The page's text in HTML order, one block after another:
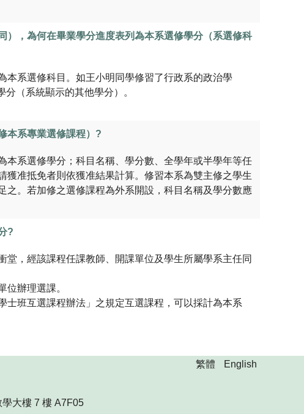
，為何在畢業學分進度表列為本系選修學分（系選修科
本系選修科目。如王小明同學修習了行政系的政治學
分（系統顯示的其他學分）。
本系專業選修課程）?
系選修學分；科目名稱、學分數、全學年或半學年等任
准抵免者則依獲准結果計算。修習本系為雙主修之學生
之。若加修之選修課程為外系開設，科目名稱及學分數應
?
，經該課程任課教師、開課單位及學生所屬學系主任同
辦理選課。
班互選課程辦法」之規定互選課程，可以採計為本系
繁體 English
大樓 7 樓 A7F05